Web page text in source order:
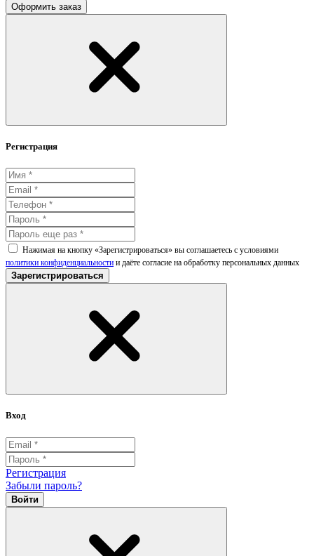
Оформить заказ
Регистрация
Нажимая на кнопку «Зарегистрироваться» вы соглашаетесь с условиями
политики конфиденциальности и даёте согласие на обработку персональных данных
Зарегистрироваться
Вход
Регистрация
Забыли пароль?
Войти